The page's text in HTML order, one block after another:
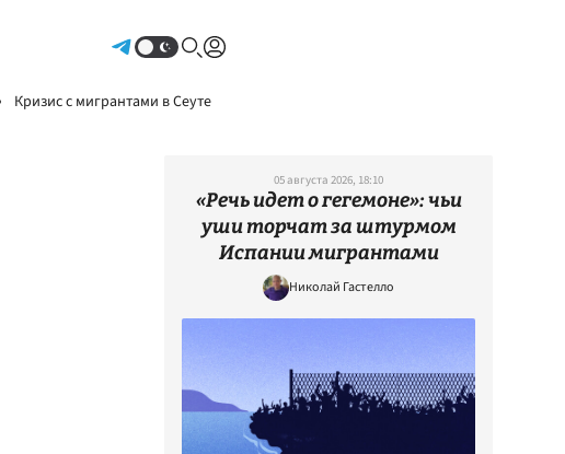
Кризис с мигрантами в Сеуте
05 августа 2026, 18:10
«Речь идет о гегемоне»: чьи
уши торчат за штурмом
Испании мигрантами
Николай Гастелло